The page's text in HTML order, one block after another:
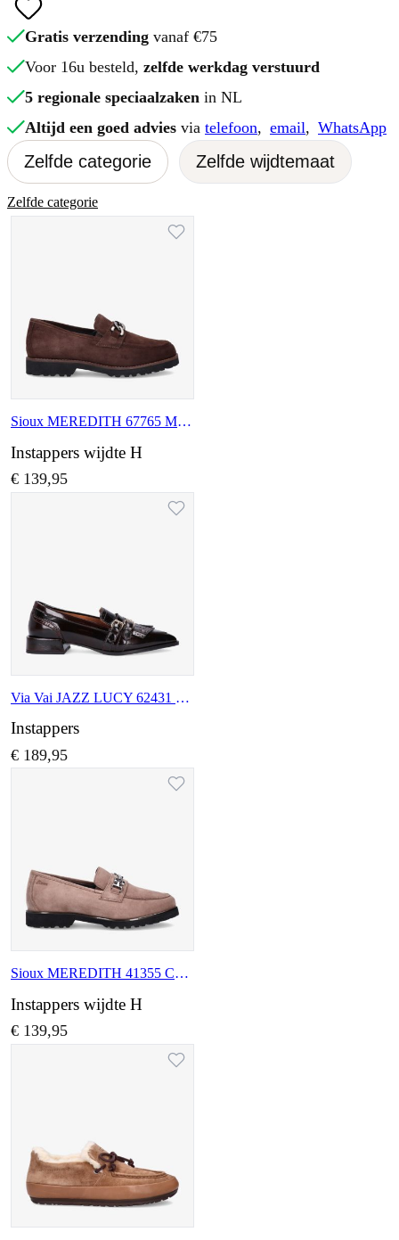
Gratis verzending vanaf €75
Voor 16u besteld, zelfde werkdag verstuurd
5 regionale speciaalzaken in NL
Altijd een goed advies via telefoon, email, WhatsApp
Zelfde categorie Zelfde wijdtemaat
Zelfde categorie
Sioux MEREDITH 67765 MOGANO
Instappers wijdte H
€ 139,95
Via Vai JAZZ LUCY 62431 01-1285
Instappers
€ 189,95
Sioux MEREDITH 41355 CLAY
Instappers wijdte H
€ 139,95